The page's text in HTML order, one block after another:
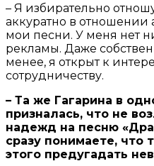
– Я избирательно
аккуратно в
мои песни. У меня нет
рекламы. Даже
менее, я открыт к
сотрудничеству.
– Та же Гагарина в
призналась, что не
надежд на песню
сразу понимаете, что
этого предугадать